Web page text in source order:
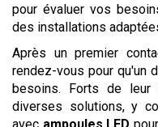
pour évaluer vos
des installations
Après un premier
rendez-vous pour qu'un
besoins. Forts de leur
diverses solutions, y
avec ampoules LED pour